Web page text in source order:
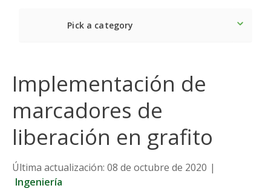
Pick a category
Implementación de
marcadores de
liberación en grafito
Última actualización: 08 de octubre de 2020 |
Ingeniería